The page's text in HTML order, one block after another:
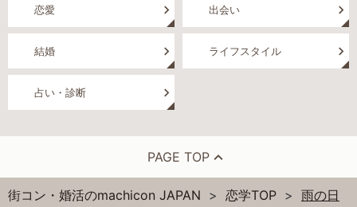
恋愛 出会い
結婚 ライフスタイル
占い・診断
PAGE TOP
街コン・婚活のmachicon JAPAN 恋学TOP
雨の日